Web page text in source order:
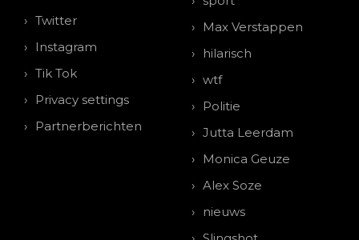
Twitter
Instagram
Tik Tok
Privacy settings
Partnerberichten
Max Verstappen
hilarisch
wtf
Politie
Jutta Leerdam
Monica Geuze
Alex Soze
nieuws